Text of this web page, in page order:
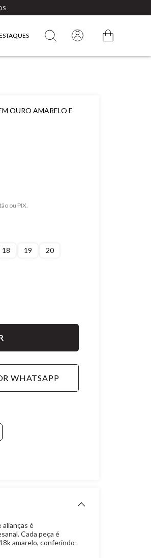
OURO AMARELO E
18 19
20
WHATSAPP
é
Cada peça é
amarelo, conferindo-